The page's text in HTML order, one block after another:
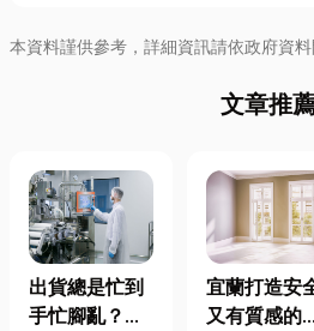
本資料謹供參考，詳細資訊請依政府資料
文章推
出貨總是忙到
手忙腳亂？包
宜蘭打造安
又有質感的